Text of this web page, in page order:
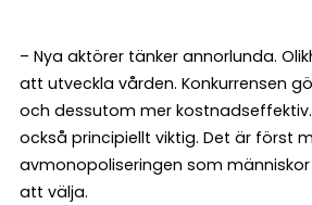
– Nya aktörer tänker annorlunda.
att utveckla vården. Konkurrensen
och dessutom mer
också principiellt viktig. Det är först
avmonopoliseringen som
att välja.